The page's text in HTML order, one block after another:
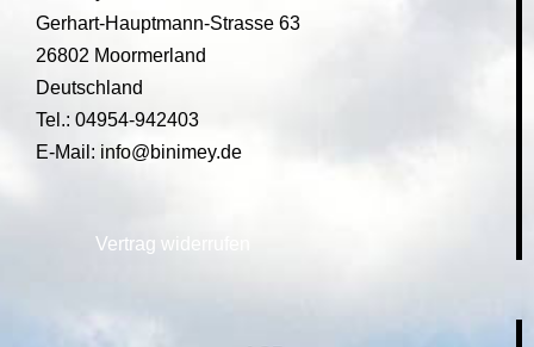
Gerhart-Hauptmann-Strasse 63
26802 Moormerland
Deutschland
Tel.: 04954-942403
E-Mail: info@binimey.de
Vertrag widerrufen